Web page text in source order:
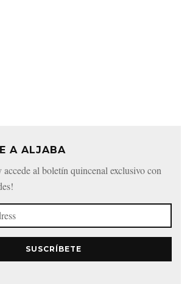
A ALJABA
accede al boletín quincenal exclusivo con
SUSCRÍBETE